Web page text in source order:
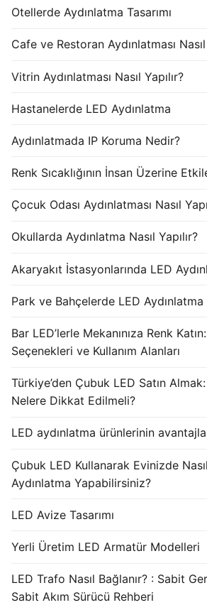
Otellerde Aydınlatma Tasarımı
Cafe ve Restoran Aydınlatması Nasıl
Vitrin Aydınlatması Nasıl Yapılır?
Hastanelerde LED Aydınlatma
Aydınlatmada IP Koruma Nedir?
Renk Sıcaklığının İnsan Üzerine
Çocuk Odası Aydınlatması Nasıl
Okullarda Aydınlatma Nasıl Yapılır?
Akaryakıt İstasyonlarında LED
Park ve Bahçelerde LED Aydınlatma
Bar LED’lerle Mekanınıza Renk
Seçenekleri ve Kullanım Alanları
Türkiye’den Çubuk LED Satın Almak:
Nelere Dikkat Edilmeli?
LED aydınlatma ürünlerinin
Çubuk LED Kullanarak Evinizde
Aydınlatma Yapabilirsiniz?
LED Avize Tasarımı
Yerli Üretim LED Armatür Modelleri
LED Trafo Nasıl Bağlanır? : Sabit
Sabit Akım Sürücü Rehberi